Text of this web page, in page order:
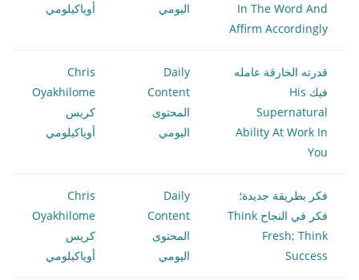
In The Word And
Affirm Accordingly
اليومي
أوياكيلومي
قدرته الخارقة عامله
فيك His
Supernatural
Ability At Work In
You
Daily
Content
المحتوى
اليومي
Chris
Oyakhilome
كريس
أوياكيلومي
فكر بطريقة جديدة؛
فكر في النجاح Think
Fresh; Think
Success
Daily
Content
المحتوى
اليومي
Chris
Oyakhilome
كريس
أوياكيلومي